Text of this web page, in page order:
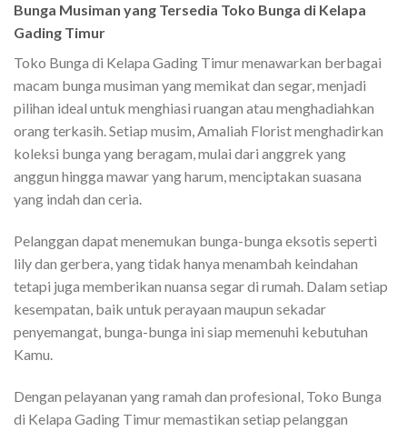
Bunga Musiman yang Tersedia Toko Bunga di Kelapa
Gading Timur
Toko Bunga di Kelapa Gading Timur menawarkan berbagai
macam bunga musiman yang memikat dan segar, menjadi
pilihan ideal untuk menghiasi ruangan atau menghadiahkan
orang terkasih. Setiap musim, Amaliah Florist menghadirkan
koleksi bunga yang beragam, mulai dari anggrek yang
anggun hingga mawar yang harum, menciptakan suasana
yang indah dan ceria.
Pelanggan dapat menemukan bunga-bunga eksotis seperti
lily dan gerbera, yang tidak hanya menambah keindahan
tetapi juga memberikan nuansa segar di rumah. Dalam setiap
kesempatan, baik untuk perayaan maupun sekadar
penyemangat, bunga-bunga ini siap memenuhi kebutuhan
Kamu.
Dengan pelayanan yang ramah dan profesional, Toko Bunga
di Kelapa Gading Timur memastikan setiap pelanggan